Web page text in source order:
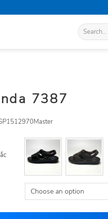
Search
for:
7387